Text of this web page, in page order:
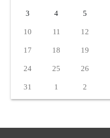
3 4 5
10 11 12
17 18 19
24 25 26
31 1 2